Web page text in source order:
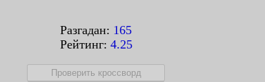
Разгадан: 165
Рейтинг: 4.25